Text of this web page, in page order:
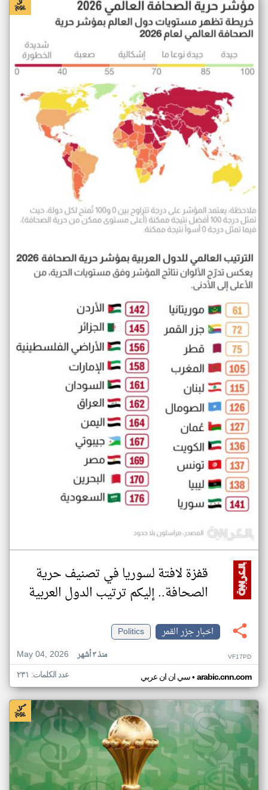
قفزة لافتة لسوريا في تصنيف حرية
الصحافة.. إليكم ترتيب الدول العربية
اخبار جزر القمر
Politics
May 04, 2026
منذ ٣ أشهر VF17PD
سي ان ان عربي• arabic.cnn.com عدد الكلمات: ٢٣١